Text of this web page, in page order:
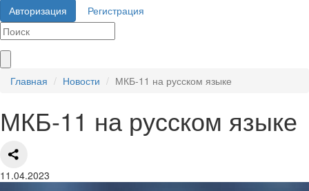
Авторизация
Регистрация
Главная Новости МКБ-11 на русском языке
МКБ-11 на русском языке
11.04.2023